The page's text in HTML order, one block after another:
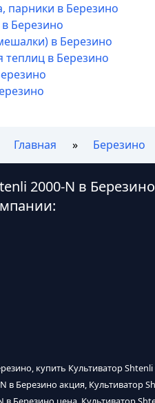
парники в Березино
Березино
в Березино
теплиц в Березино
Главная Березино
2000-N в
купить Культиватор
в Березино акция,